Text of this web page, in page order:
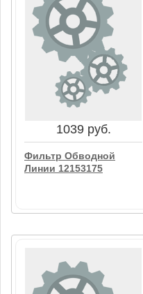
37749 руб.
4 Уров.Топливный
Фильтр 01183479
1039 руб.
Фильтр Обводной
Линии 12153175